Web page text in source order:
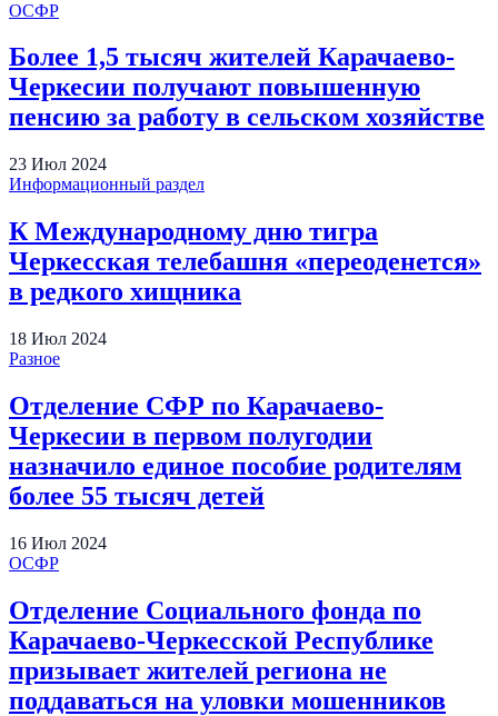
ОСФР
Более 1,5 тысяч жителей Карачаево-
Черкесии получают повышенную
пенсию за работу в сельском хозяйстве
23 Июл 2024
Информационный раздел
К Международному дню тигра
Черкесская телебашня «переоденется»
в редкого хищника
18 Июл 2024
Разное
Отделение СФР по Карачаево-
Черкесии в первом полугодии
назначило единое пособие родителям
более 55 тысяч детей
16 Июл 2024
ОСФР
Отделение Социального фонда по
Карачаево-Черкесской Республике
призывает жителей региона не
поддаваться на уловки мошенников